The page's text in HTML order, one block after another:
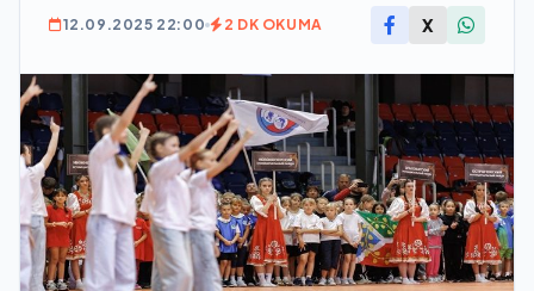
12.09.2025 22:00 2 DK OKUMA X